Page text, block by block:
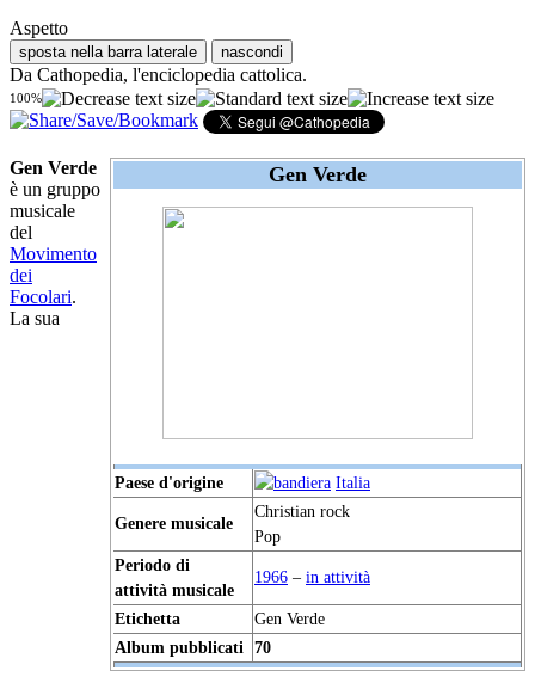
Aspetto
sposta nella barra laterale nascondi
Da Cathopedia, l'enciclopedia cattolica.
100%
Gen Verde
Paese d'origine Italia
Genere musicale
Christian rock
Pop
Periodo di
attività musicale
1966 – in attività
Etichetta
Gen Verde
Album pubblicati
70
Gen Verde
è un gruppo
musicale
del
Movimento
dei
Focolari.
La sua